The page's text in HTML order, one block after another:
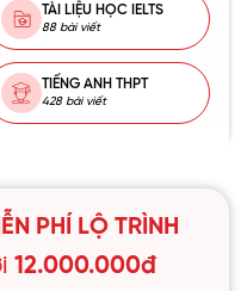
TÀI LIỆU HỌC IELTS
88 bài viết
TIẾNG ANH THPT
428 bài viết
PHÍ LỘ TRÌNH
12.000.000đ